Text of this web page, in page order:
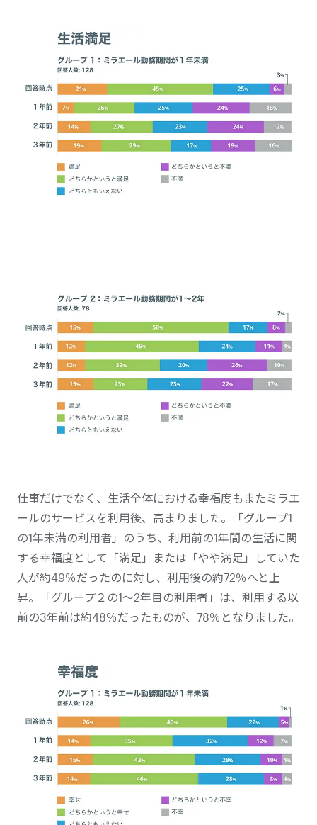
仕事だけでなく、生活全体における幸福度もまたミラエ
ールのサービスを利用後、高まりました。「グループ1
の1年未満の利用者」のうち、利用前の1年間の生活に関
する幸福度として「満足」または「やや満足」していた
人が約49％だったのに対し、利用後の約72％へと上
昇。「グループ２の1〜2年目の利用者」は、利用する以
前の3年前は約48％だったものが、78％となりました。